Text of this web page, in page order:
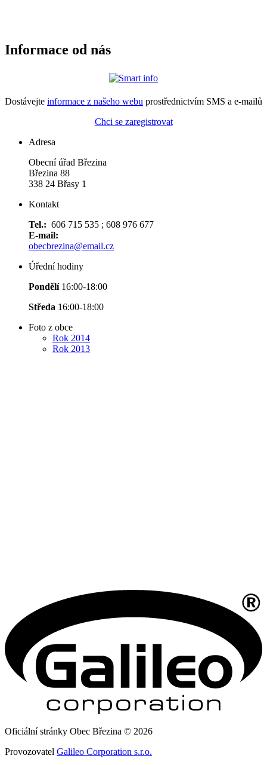
Informace od nás
Dostávejte informace z našeho webu prostřednictvím SMS a e-mailů
Chci se zaregistrovat
Adresa
Obecní úřad Březina
Březina 88
338 24 Břasy 1
Kontakt
Tel.: 606 715 535 ; 608 976 677
E-mail:
obecbrezina@email.cz
Úřední hodiny
Pondělí 16:00-18:00
Středa 16:00-18:00
Foto z obce
Rok 2014
Rok 2013
Oficiální stránky Obec Březina © 2026
Provozovatel Galileo Corporation s.r.o.